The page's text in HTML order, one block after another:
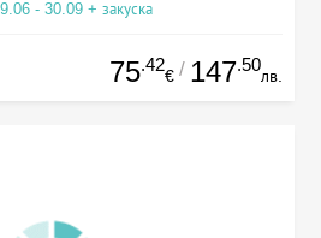
- 30.09 + закуска
75.42
€ / 147.50
лв.